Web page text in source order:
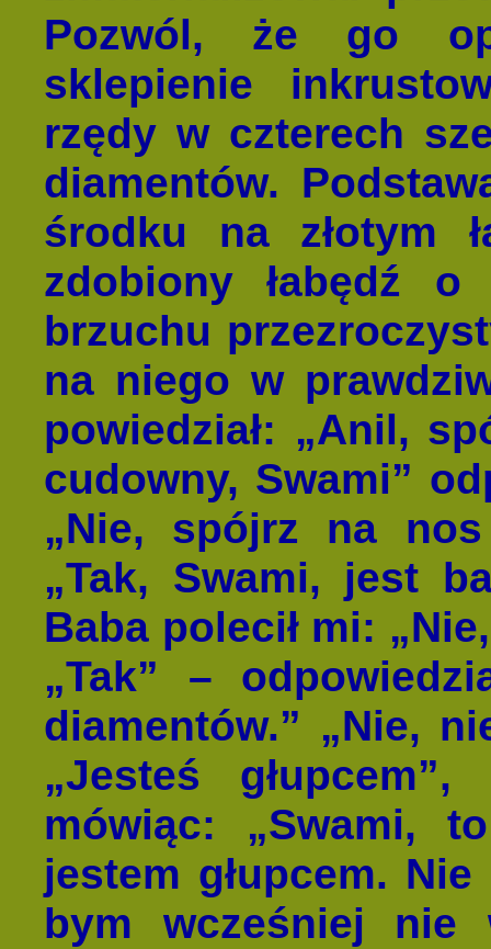
Pozwól, że go
sklepienie
rzędy w czterech
diamentów.
środku na złotym
zdobiony łabędź
brzuchu
na niego w
powiedział: „Anil,
cudowny, Swami”
„Nie, spójrz na nos
„Tak, Swami, jest
Baba polecił mi:
„Tak” –
diamentów.” „Nie,
„Jesteś
mówiąc: „Swami,
jestem głupcem.
bym wcześniej nie